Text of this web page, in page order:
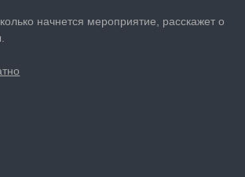
начнется мероприятие, расскажет о